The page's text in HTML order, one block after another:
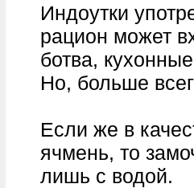
Индоутки
рацион может
ботва,
Но, больше
Если же в
ячмень, то
лишь с водой.